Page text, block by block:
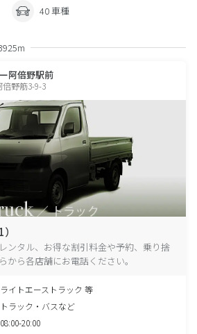
40 車種
阿倍野駅前
野筋3-9-3
ンタル、お得な割引料金や予約、乗り捨
から各店舗にお電話ください。
ライトエーストラック 等
トラック・バスなど
08:00-20:00